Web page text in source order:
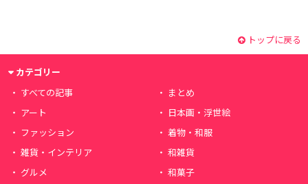
トップに戻る
カテゴリー
すべての記事
まとめ
アート
日本画・浮世絵
ファッション
着物・和服
雑貨・インテリア
和雑貨
グルメ
和菓子